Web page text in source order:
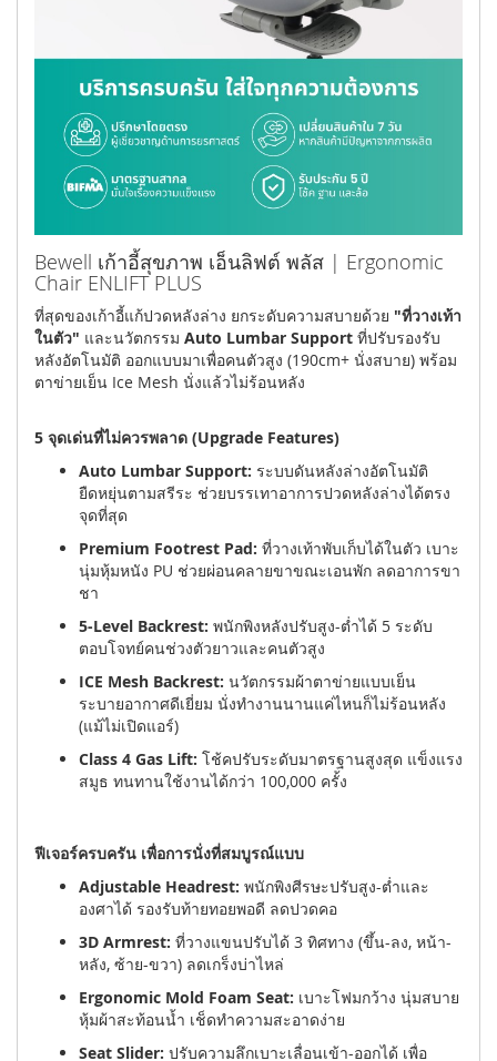
Bewell เก้าอี้สุขภาพ เอ็นลิฟต์ พลัส | Ergonomic
Chair ENLIFT PLUS
ที่สุดของเก้าอี้แก้ปวดหลังล่าง ยกระดับความสบายด้วย "ที่วางเท้า
ในตัว" และนวัตกรรม Auto Lumbar Support ที่ปรับรองรับ
หลังอัตโนมัติ ออกแบบมาเพื่อคนตัวสูง (190cm+ นั่งสบาย) พร้อม
ตาข่ายเย็น Ice Mesh นั่งแล้วไม่ร้อนหลัง
5 จุดเด่นที่ไม่ควรพลาด (Upgrade Features)
Auto Lumbar Support: ระบบดันหลังล่างอัตโนมัติ
ยืดหยุ่นตามสรีระ ช่วยบรรเทาอาการปวดหลังล่างได้ตรง
จุดที่สุด
Premium Footrest Pad: ที่วางเท้าพับเก็บได้ในตัว เบาะ
นุ่มหุ้มหนัง PU ช่วยผ่อนคลายขาขณะเอนพัก ลดอาการขา
ชา
5-Level Backrest: พนักพิงหลังปรับสูง-ต่ำได้ 5 ระดับ
ตอบโจทย์คนช่วงตัวยาวและคนตัวสูง
ICE Mesh Backrest: นวัตกรรมผ้าตาข่ายแบบเย็น
ระบายอากาศดีเยี่ยม นั่งทำงานนานแค่ไหนก็ไม่ร้อนหลัง
(แม้ไม่เปิดแอร์)
Class 4 Gas Lift: โช้คปรับระดับมาตรฐานสูงสุด แข็งแรง
สมูธ ทนทานใช้งานได้กว่า 100,000 ครั้ง
ฟีเจอร์ครบครัน เพื่อการนั่งที่สมบูรณ์แบบ
Adjustable Headrest: พนักพิงศีรษะปรับสูง-ต่ำและ
องศาได้ รองรับท้ายทอยพอดี ลดปวดคอ
3D Armrest: ที่วางแขนปรับได้ 3 ทิศทาง (ขึ้น-ลง, หน้า-
หลัง, ซ้าย-ขวา) ลดเกร็งบ่าไหล่
Ergonomic Mold Foam Seat: เบาะโฟมกว้าง นุ่มสบาย
หุ้มผ้าสะท้อนน้ำ เช็ดทำความสะอาดง่าย
Seat Slider: ปรับความลึกเบาะเลื่อนเข้า-ออกได้ เพื่อ